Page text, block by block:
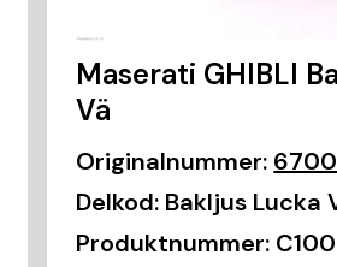
Maserati GHIBLI
Vä
Originalnummer:
Delkod: Bakljus Lucka
Produktnummer: